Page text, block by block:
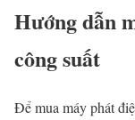
Hướng dẫn
công suất
Để mua máy phát